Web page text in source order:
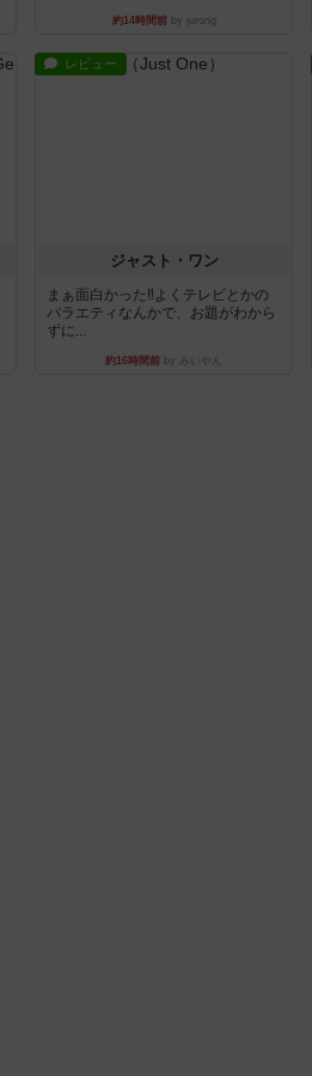
約14時間前by jurong
レビュー
ジャスト・ワン
まぁ面白かった‼️よくテレビとかの
バラエティなんかで、お題がわから
ずに...
約16時間前 by みいやん